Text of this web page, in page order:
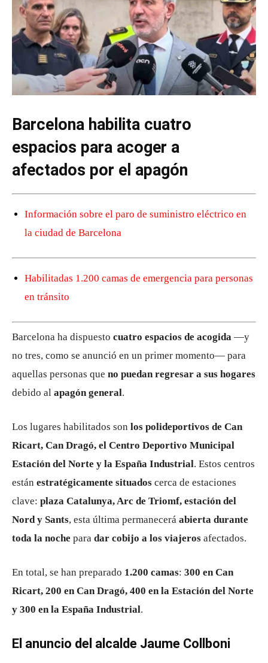
Barcelona habilita cuatro
espacios para acoger a
afectados por el apagón
Información sobre el paro de suministro eléctrico en
la ciudad de Barcelona
Habilitadas 1.200 camas de emergencia para personas
en tránsito
Barcelona ha dispuesto cuatro espacios de acogida —y
no tres, como se anunció en un primer momento— para
aquellas personas que no puedan regresar a sus hogares
debido al apagón general.
Los lugares habilitados son los polideportivos de Can
Ricart, Can Dragó, el Centro Deportivo Municipal
Estación del Norte y la España Industrial. Estos centros
están estratégicamente situados cerca de estaciones
clave: plaza Catalunya, Arc de Triomf, estación del
Nord y Sants, esta última permanecerá abierta durante
toda la noche para dar cobijo a los viajeros afectados.
En total, se han preparado 1.200 camas: 300 en Can
Ricart, 200 en Can Dragó, 400 en la Estación del Norte
y 300 en la España Industrial.
El anuncio del alcalde Jaume Collboni